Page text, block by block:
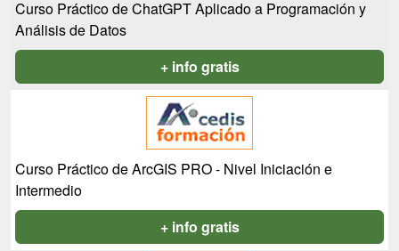
Curso Práctico de ChatGPT Aplicado a Programación y
Análisis de Datos
+ info gratis
Curso Práctico de ArcGIS PRO - Nivel Iniciación e
Intermedio
+ info gratis